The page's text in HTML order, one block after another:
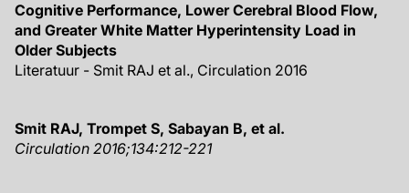
Cognitive Performance, Lower Cerebral Blood Flow,
and Greater White Matter Hyperintensity Load in
Older Subjects
Literatuur - Smit RAJ et al., Circulation 2016
Smit RAJ, Trompet S, Sabayan B, et al.
Circulation 2016;134:212-221